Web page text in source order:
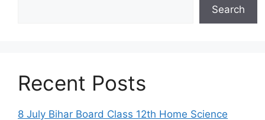
Search
Recent Posts
8 July Bihar Board Class 12th Home Science